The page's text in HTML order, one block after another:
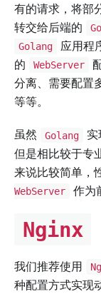
有的请求，将部
转交给后端的
Golang
应用程
的
WebServer
分离、需要配置
等等。
虽然 Golang 实
但是相比较于专
来说比较简单，
WebServer
作为
Nginx
我们推荐使用
种配置方式实现